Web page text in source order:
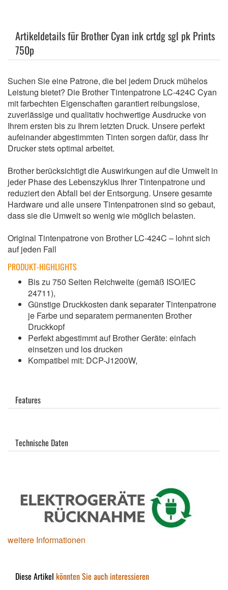
Artikeldetails für Brother Cyan ink crtdg sgl pk Prints
750p
Suchen Sie eine Patrone, die bei jedem Druck mühelos
Leistung bietet? Die Brother Tintenpatrone LC-424C Cyan
mit farbechten Eigenschaften garantiert reibungslose,
zuverlässige und qualitativ hochwertige Ausdrucke von
Ihrem ersten bis zu Ihrem letzten Druck. Unsere perfekt
aufeinander abgestimmten Tinten sorgen dafür, dass Ihr
Drucker stets optimal arbeitet.
Brother berücksichtigt die Auswirkungen auf die Umwelt in
jeder Phase des Lebenszyklus Ihrer Tintenpatrone und
reduziert den Abfall bei der Entsorgung. Unsere gesamte
Hardware und alle unsere Tintenpatronen sind so gebaut,
dass sie die Umwelt so wenig wie möglich belasten.
Original Tintenpatrone von Brother LC-424C – lohnt sich
auf jeden Fall
PRODUKT-HIGHLIGHTS
Bis zu 750 Seiten Reichweite (gemäß ISO/IEC
24711),
Günstige Druckkosten dank separater Tintenpatrone
je Farbe und separatem permanenten Brother
Druckkopf
Perfekt abgestimmt auf Brother Geräte: einfach
einsetzen und los drucken
Kompatibel mit: DCP-J1200W,
Features
Technische Daten
weitere Informationen
Diese Artikel könnten Sie auch interessieren